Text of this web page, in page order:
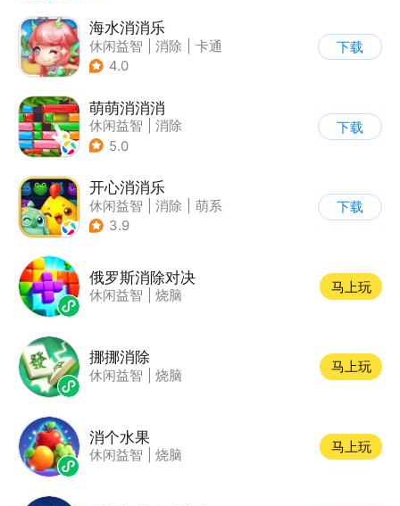
海水消消乐
休闲益智 消除
卡通
4.0
下载
萌萌消消消
休闲益智
消除
5.0
下载
开心消消乐
休闲益智 消除
萌系
| 乐元素
3.9
下载
俄罗斯消除对决
休闲益智 烧脑
马上玩
挪挪消除
休闲益智 烧脑
马上玩
消个水果
休闲益智 烧脑
马上玩